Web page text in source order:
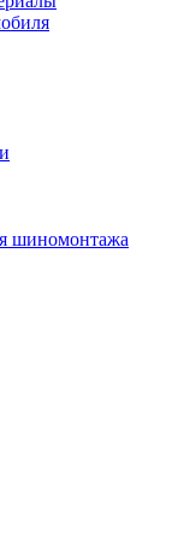
шиномонтажа